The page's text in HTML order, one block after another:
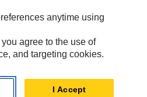
anytime using
agree to the use of
and targeting cookies.
I Accept